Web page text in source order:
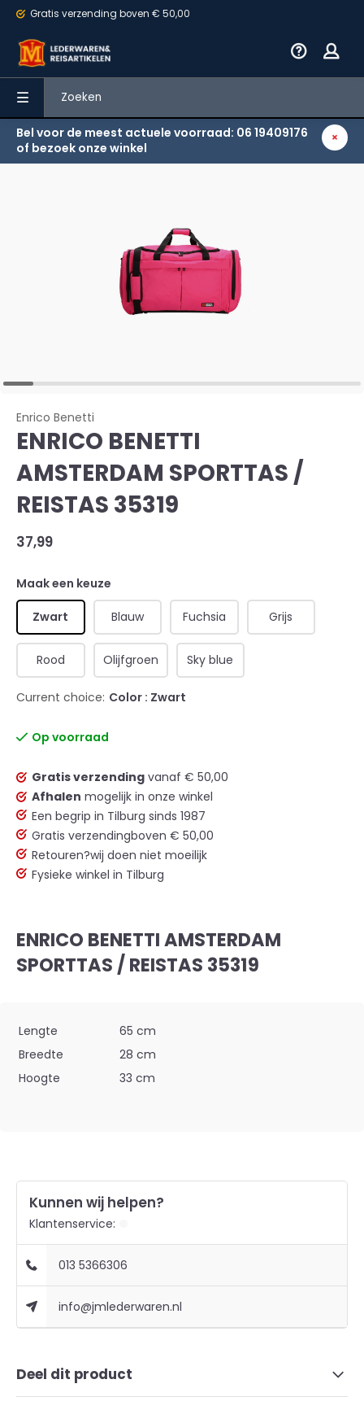
Gratis verzending boven € 50,00
Bel voor de meest actuele voorraad: 06 19409176
of bezoek onze winkel
Terug
Enrico Benetti
ENRICO BENETTI
AMSTERDAM SPORTTAS /
REISTAS 35319
37,99
Maak een keuze
Zwart Blauw Fuchsia Grijs
Rood Olijfgroen Sky blue
Current choice: Color : Zwart
Op voorraad
Gratis verzending vanaf € 50,00
Afhalen mogelijk in onze winkel
Een begrip in Tilburg sinds 1987
Gratis verzendingboven € 50,00
Retouren?wij doen niet moeilijk
Fysieke winkel in Tilburg
ENRICO BENETTI AMSTERDAM
SPORTTAS / REISTAS 35319
Lengte
65 cm
Breedte
28 cm
Hoogte
33 cm
Kunnen wij helpen?
Klantenservice:
013 5366306
info@jmlederwaren.nl
Deel dit product